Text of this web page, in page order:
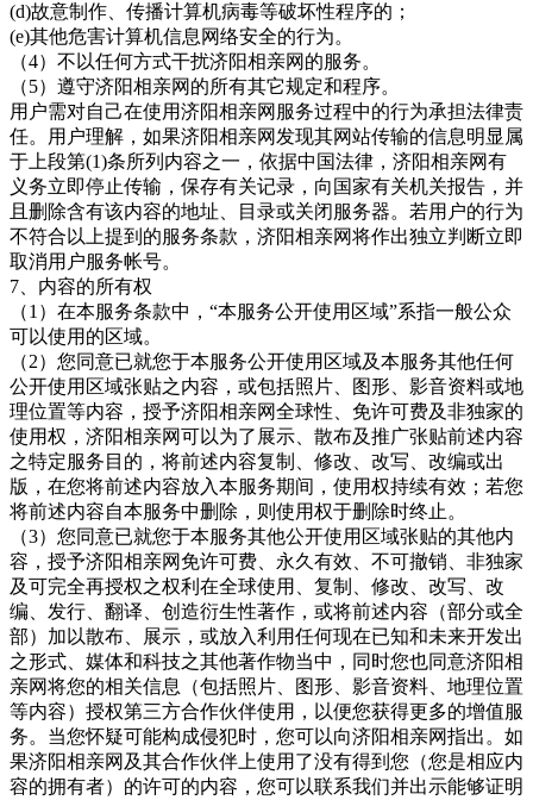
(d)故意制作、传播计算机病毒等破坏性程序的；
(e)其他危害计算机信息网络安全的行为。
（4）不以任何方式干扰济阳相亲网的服务。
（5）遵守济阳相亲网 的所有其它规定和程序。
用户需对自己在使用济阳相亲网服务过程中的行为承担法律责
任。用户理解，如果济阳相亲网 发现其网站传输的信息明显属
于上段第(1)条所列内容之一，依据中国法律， 济阳相亲网有
义务立即停止传输，保存有关记录，向国家有关机关报告，并
且删除含有该内容的地址、目录或关闭服务器。若用户的行为
不符合以上提到的服务条款，济阳相亲网将作出独立判断立即
取消用户服务帐号。
7、内容的所有权
（1）在本服务条款中，“本服务公开使用区域”系指一般公众
可以使用的区域。
（2）您同意已就您于本服务公开使用区域及本服务其他任何
公开使用区域张贴之内容，或包括照片、图形、影音资料或地
理位置等内容，授予济阳相亲网全球性、免许可费及非独家的
使用权，济阳相亲网可以为了展示、散布及推广张贴前述内容
之特定服务目的，将前述内容复制、修改、改写、改编或出
版，在您将前述内容放入本服务期间，使用权持续有效；若您
将前述内容自本服务中删除，则使用权于删除时终止。
（3）您同意已就您于本服务其他公开使用区域张贴的其他内
容，授予济阳相亲网免许可费、永久有效、不可撤销、非独家
及可完全再授权之权利在全球使用、复制、修改、改写、改
编、发行、翻译、创造衍生性著作，或将前述内容（部分或全
部）加以散布、展示，或放入利用任何现在已知和未来开发出
之形式、媒体和科技之其他著作物当中，同时您也同意济阳相
亲网将您的相关信息（包括照片、图形、影音资料、地理位置
等内容）授权第三方合作伙伴使用，以便您获得更多的增值服
务。当您怀疑可能构成侵犯时，您可以向济阳相亲网指出。如
果济阳相亲网 及其合作伙伴上使用了没有得到您（您是相应内
容的拥有者）的许可的内容，您可以联系我们并出示能够证明